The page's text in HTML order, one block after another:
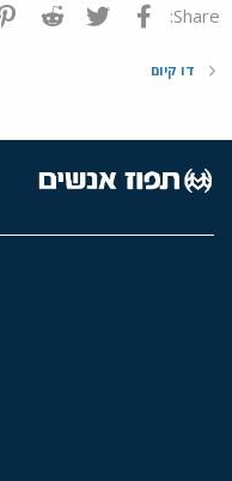
Share: פייסבוק Twitter
דו קיום